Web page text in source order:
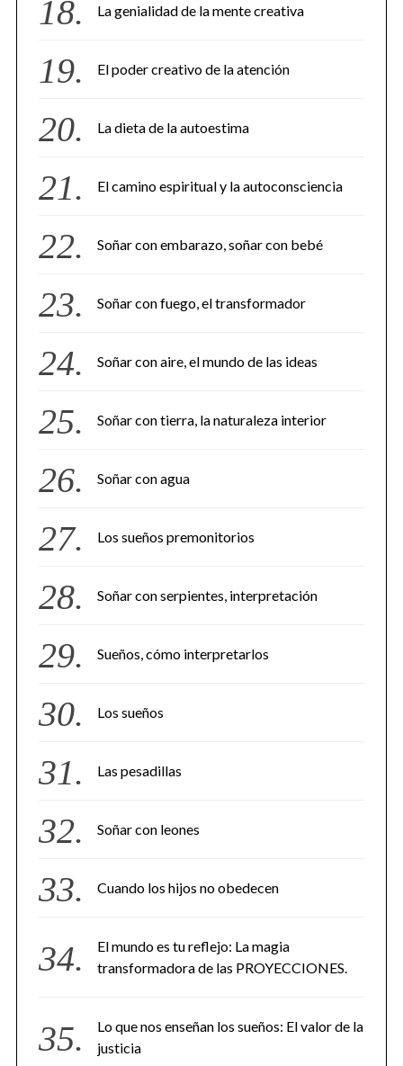
La genialidad de la mente creativa
El poder creativo de la atención
La dieta de la autoestima
El camino espiritual y la autoconsciencia
Soñar con embarazo, soñar con bebé
Soñar con fuego, el transformador
Soñar con aire, el mundo de las ideas
Soñar con tierra, la naturaleza interior
Soñar con agua
Los sueños premonitorios
Soñar con serpientes, interpretación
Sueños, cómo interpretarlos
Los sueños
Las pesadillas
Soñar con leones
Cuando los hijos no obedecen
El mundo es tu reflejo: La magia
transformadora de las PROYECCIONES.
Lo que nos enseñan los sueños: El valor de la
justicia